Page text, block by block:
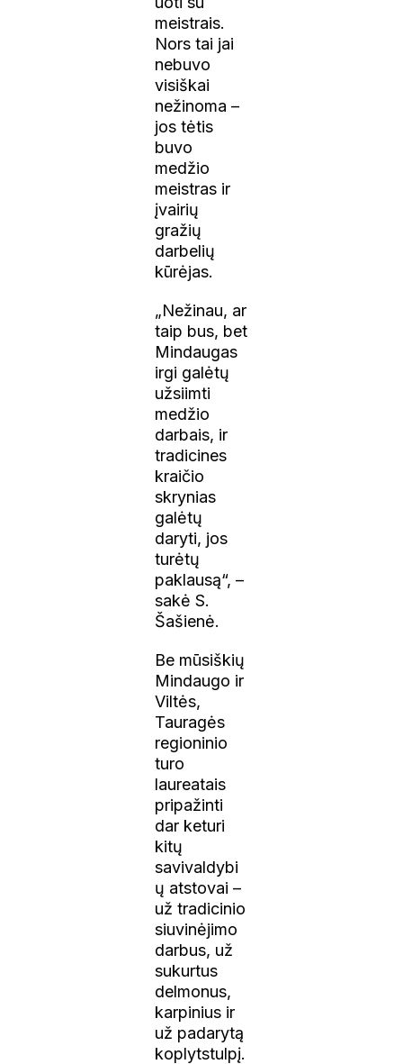
meistrais.
Nors tai jai
nebuvo
visiškai
nežinoma –
jos tėtis
buvo
medžio
meistras ir
įvairių
gražių
darbelių
kūrėjas.
„Nežinau, ar
taip bus, bet
Mindaugas
irgi galėtų
užsiimti
medžio
darbais, ir
tradicines
kraičio
skrynias
galėtų
daryti, jos
turėtų
paklausą“, –
sakė S.
Šašienė.
Be mūsiškių
Mindaugo ir
Viltės,
Tauragės
regioninio
turo
laureatais
pripažinti
dar keturi
kitų
savivaldybi
ų atstovai –
už tradicinio
siuvinėjimo
darbus, už
sukurtus
delmonus,
karpinius ir
už padarytą
koplytstulpį.